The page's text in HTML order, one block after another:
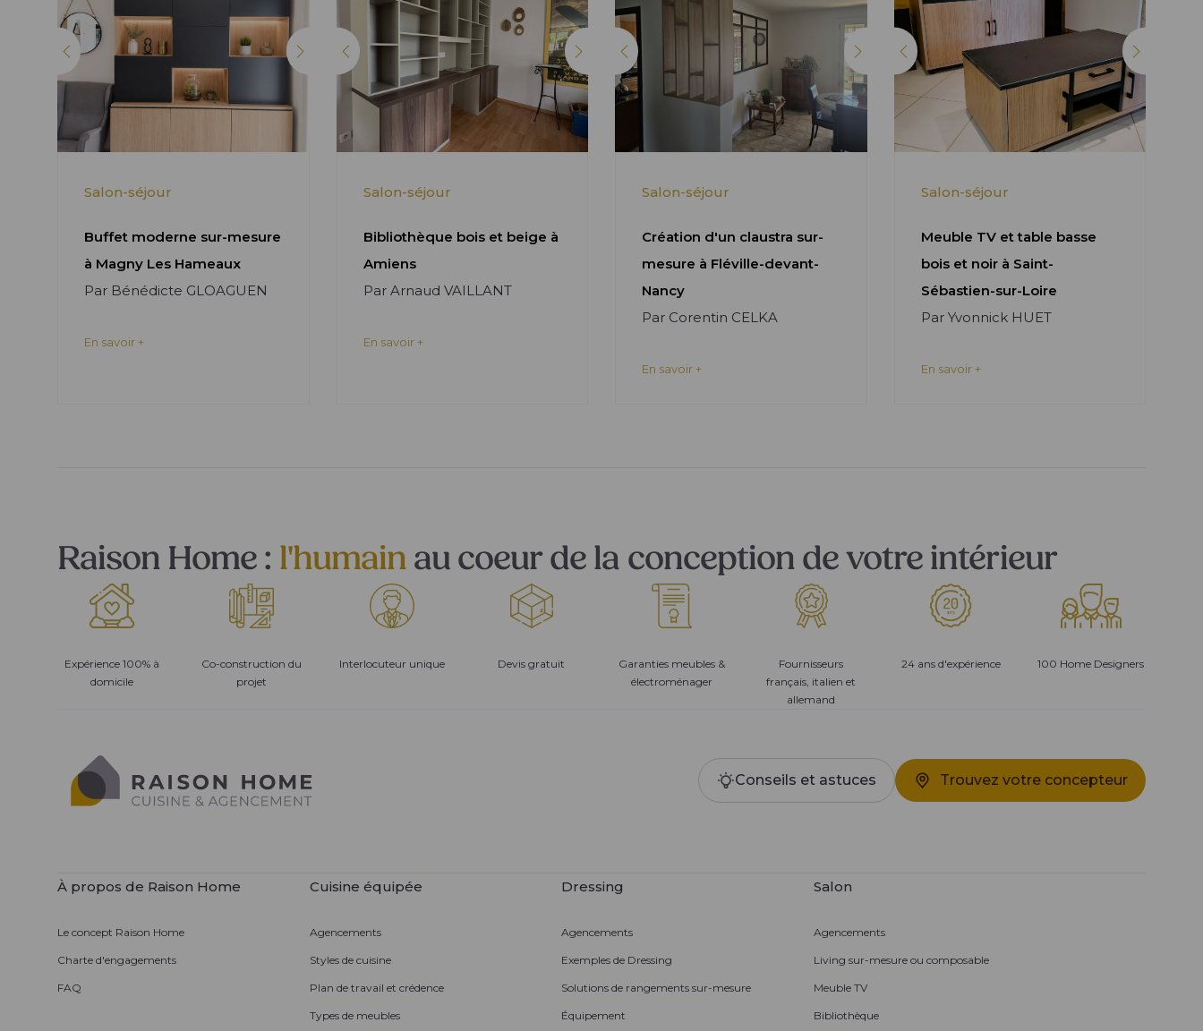
Salon-séjour
Buffet moderne sur-mesure
à Magny Les Hameaux
Par Bénédicte GLOAGUEN
En savoir +
Salon-séjour
Bibliothèque bois et beige à
Amiens
Par Arnaud VAILLANT
En savoir +
Salon-séjour
Création d'un claustra sur-
mesure à Fléville-devant-
Nancy
Par Corentin CELKA
En savoir +
Salon-séjour
Meuble TV et table basse
bois et noir à Saint-
Sébastien-sur-Loire
Par Yvonnick HUET
En savoir +
Raison Home : l'humainau coeur de la conception de votre intérieur
Expérience 100% à
domicile
Co-construction du
projet
Interlocuteur unique Devis gratuit
Garanties meubles &
électroménager
Fournisseurs
français, italien et
allemand
24 ans d'expérience 100 Home Designers
Conseils et astuces Trouvez votre concepteur
À propos de Raison Home
Le concept Raison Home
Charte d'engagements
FAQ
Cuisine équipée
Agencements
Styles de cuisine
Plan de travail et crédence
Types de meubles
Dressing
Agencements
Exemples de Dressing
Solutions de rangements sur-mesure
Équipement
Salon
Agencements
Living sur-mesure ou composable
Meuble TV
Bibliothèque